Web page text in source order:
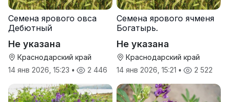
Семена ярового овса
Дебютный
Не указана
Краснодарский край
14 янв 2026, 15:23 • 2 446
Семена ярового ячменя
Богатырь.
Не указана
Краснодарский край
14 янв 2026, 15:21 • 2 522